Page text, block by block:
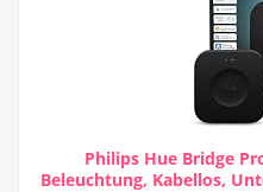
Philips Hue Bridge
Beleuchtung, Kabellos,